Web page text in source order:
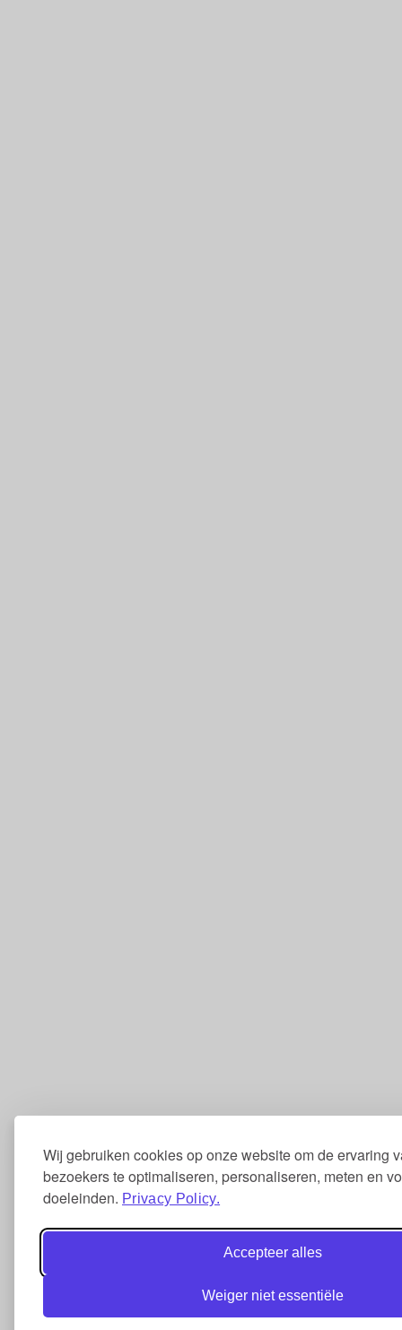
Wij gebruiken cookies op onze website om de ervaring
bezoekers te optimaliseren, personaliseren, meten en
doeleinden. Privacy Policy.
Accepteer alles
Weiger niet essentiële